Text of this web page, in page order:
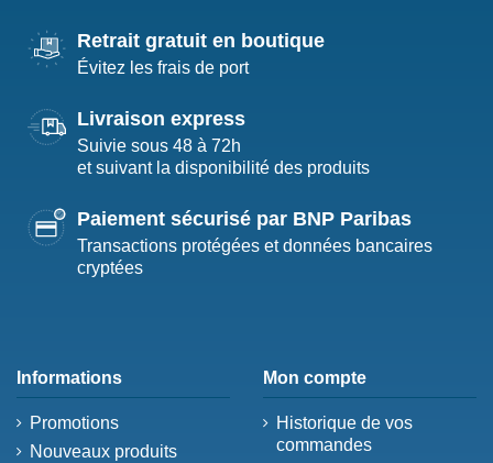
Retrait gratuit en boutique
Évitez les frais de port
Livraison express
Suivie sous 48 à 72h
et suivant la disponibilité des produits
Paiement sécurisé par BNP Paribas
Transactions protégées et données bancaires
cryptées
Informations
Promotions
Nouveaux produits
Mon compte
Historique de vos
commandes